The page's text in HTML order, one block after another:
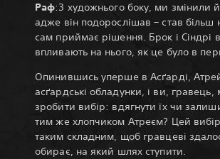
Раф:З художнього боку, ми змінили
адже він подорослішав – став більш
сам приймає рішення. Брок і Сіндрі
впливають на нього, як це було в
Опинившись уперше в Асґарді,
асґардські обладунки, і ви, гравець,
зробити вибір: вдягнути їх чи
тим же хлопчиком Атреєм? Цей
таким складним, щоб гравцеві
обирає, на який шлях ступити.